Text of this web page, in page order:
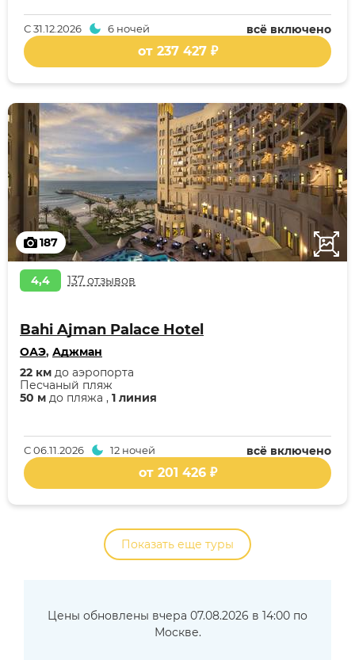
всё включено
С31.12.2026 6 ночей
от 237 427 ₽
187
4,4 137 отзывов
Bahi Ajman Palace Hotel
ОАЭ, Аджман
50 м до пляжа , 1 линия
Песчаный пляж
22 км до аэропорта
всё включено
С06.11.2026 12 ночей
от 201 426 ₽
Показать еще туры
Цены обновлены вчера 07.08.2026 в 14:00 по
Москве.